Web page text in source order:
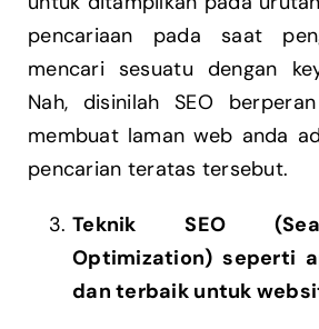
pencariaan pada saat
mencari sesuatu dengan
Nah, disinilah SEO
membuat laman web anda
pencarian teratas tersebut.
Teknik SEO
Optimization) seperti
dan terbaik untuk